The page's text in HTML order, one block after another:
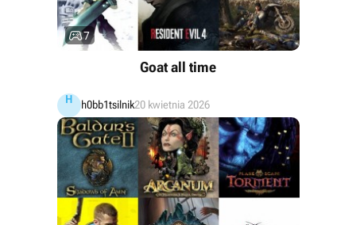
7
Goat all time
H h0bb1tsilnik20 kwietnia 2026